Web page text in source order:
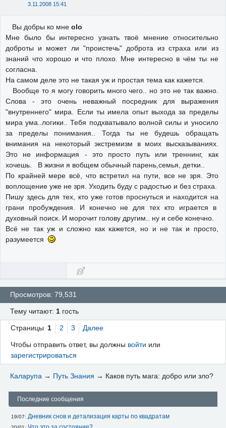
3.11.2008 15:41
Вы добры ко мне olo
Мне было бы интересно узнать твоё мнение относительно
доброты и может ли "проистечь" доброта из страха или из
знаний что хорошо и что плохо. Мне интересно в чём ты не
согласна.
На самом деле это не такая уж и простая тема как кажется.
Вообще то я могу говорить много чего.. но это не так важно.
Слова - это очень неважный посредник для выражения
"внутреннего" мира. Если ты имела опыт выхода за пределы
мира ума..логики.. Тебя подхватывало волной силы и уносило
за пределы понимания.. Тогда ты не будешь обращать
внимания на некоторый экстремизм в моих высказываниях.
Это не информация - это просто путь или треннинг, как
хочешь. В жизни я вобщем обычный парень,семья, детки..
По крайней мере всё, что встретил на пути, все не зря. Это
воплощение уже не зря. Уходить буду с радостью и без страха.
Пишу здесь для тех, кто уже готов проснуться и находится на
грани пробуждения. И конечно не для тех кто играется в
духовный поиск. И морочит голову другим.. ну и себе конечно.
Всё не так уж и сложно как кажется, но и не так и просто,
разумеется
Просмотров: 79,531
Тему читают: 1 гость
Страницы 1 2 3 Далее
Чтобы отправить ответ, вы должны войти или
зарегистрироваться
Каларупа → Путь Знания → Каков путь мага: добро или зло?
Последние сообщения
19/07: Дневник снов и детализация карты по квадратам